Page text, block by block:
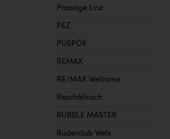
Passage Linz
PEZ
PÜSPÖK
REMAX
RE/MAX Welcome
Resch&Frisch
RUBBLE MASTER
Ruderclub Wels